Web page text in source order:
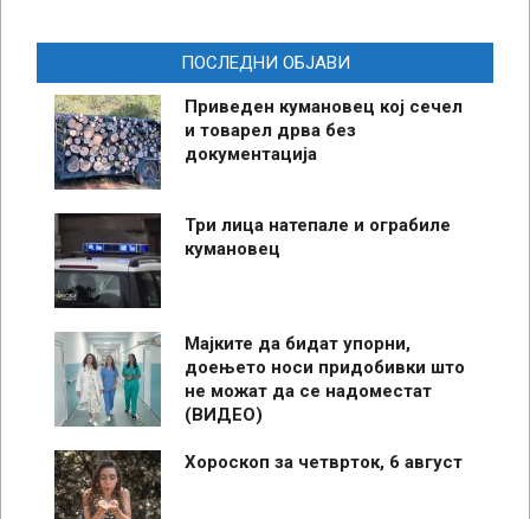
ПОСЛЕДНИ ОБЈАВИ
Приведен кумановец кој сечел
и товарел дрва без
документација
Три лица натепале и ограбиле
кумановец
Мајките да бидат упорни,
доењето носи придобивки што
не можат да се надоместат
(ВИДЕО)
Хороскоп за четврток, 6 август